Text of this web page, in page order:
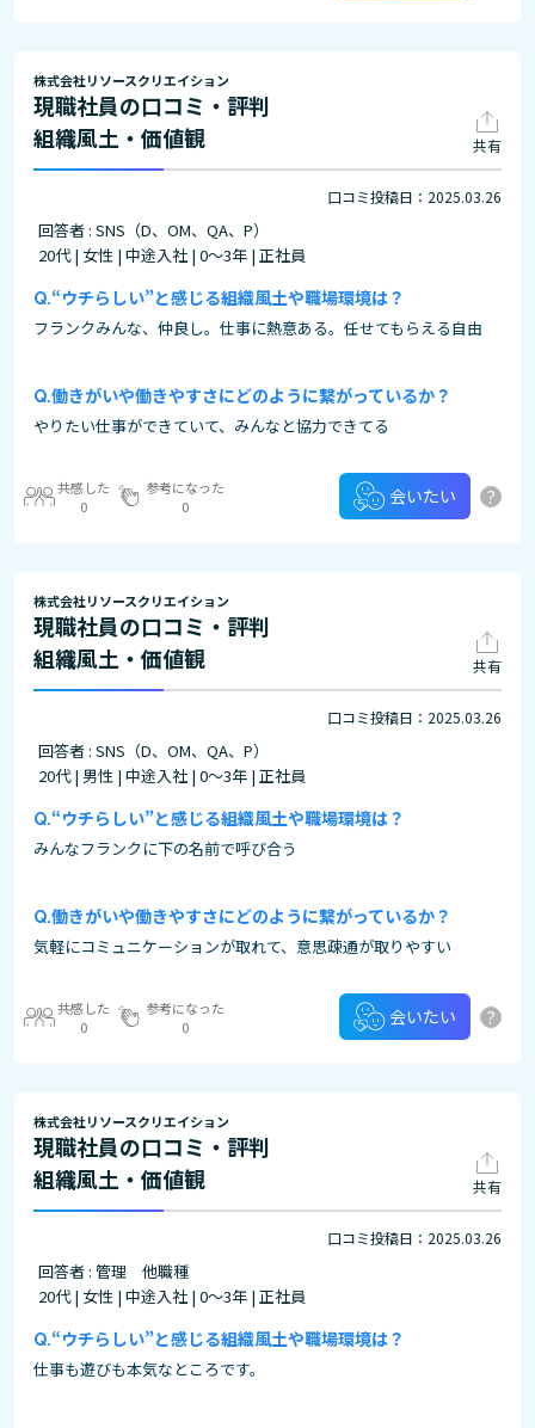
株式会社リソースクリエイション
現職社員の口コミ・評判
組織風土・価値観
共有
口コミ投稿日：2025.03.26
回答者 : SNS（D、OM、QA、P）
20代 | 女性 | 中途入社 | 0～3年 | 正社員
“ウチらしい”と感じる組織風土や職場環境は？
フランクみんな、仲良し。仕事に熱意ある。任せてもらえる自由
働きがいや働きやすさにどのように繋がっているか？
やりたい仕事ができていて、みんなと協力できてる
共感した
0
参考になった
0
会いたい ?
株式会社リソースクリエイション
現職社員の口コミ・評判
組織風土・価値観
共有
口コミ投稿日：2025.03.26
回答者 : SNS（D、OM、QA、P）
20代 | 男性 | 中途入社 | 0～3年 | 正社員
“ウチらしい”と感じる組織風土や職場環境は？
みんなフランクに下の名前で呼び合う
働きがいや働きやすさにどのように繋がっているか？
気軽にコミュニケーションが取れて、意思疎通が取りやすい
共感した
0
参考になった
0
会いたい ?
株式会社リソースクリエイション
現職社員の口コミ・評判
組織風土・価値観
共有
口コミ投稿日：2025.03.26
回答者 : 管理 他職種
20代 | 女性 | 中途入社 | 0～3年 | 正社員
“ウチらしい”と感じる組織風土や職場環境は？
仕事も遊びも本気なところです。